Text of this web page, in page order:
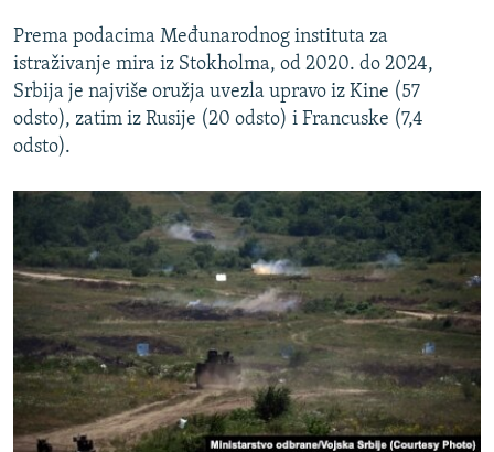
Prema podacima Međunarodnog instituta za
istraživanje mira iz Stokholma, od 2020. do 2024,
Srbija je najviše oružja uvezla upravo iz Kine (57
odsto), zatim iz Rusije (20 odsto) i Francuske (7,4
odsto).